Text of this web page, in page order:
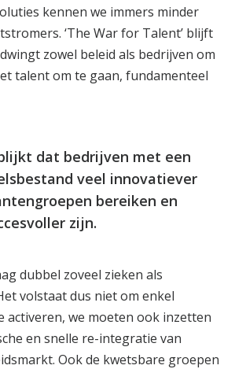
kennen we immers minder
‘The War for Talent’ blijft
zowel beleid als bedrijven om
talent om te gaan, fundamenteel
dat bedrijven met een
veel innovatiever
bereiken en
zijn.
dubbel zoveel zieken als
volstaat dus niet om enkel
activeren, we moeten ook inzetten
en snelle re-integratie van
Ook de kwetsbare groepen